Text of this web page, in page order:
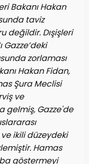
Bakanı Hakan
taviz
değildir. Dışişleri
Gazze’deki
zorlaması
Hakan Fidan,
Şura Meclisi
ve
gelmiş, Gazze'de
ikili düzeydeki
Hamas
göstermeyi